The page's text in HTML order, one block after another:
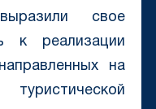
свое
к реализации
на